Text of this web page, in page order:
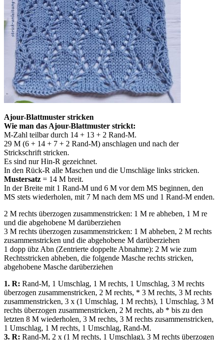
Ajour-Blattmuster stricken
Wie man das Ajour-Blattmuster strickt:
M-Zahl teilbar durch 14 + 13 + 2 Rand-M.
29 M (6 + 14 + 7 + 2 Rand-M) anschlagen und nach der
Strickschrift stricken.
Es sind nur Hin-R gezeichnet.
In den Rück-R alle Maschen und die Umschläge links stricken.
Mustersatz = 14 M breit.
In der Breite mit 1 Rand-M und 6 M vor dem MS beginnen, den
MS stets wiederholen, mit 7 M nach dem MS und 1 Rand-M enden.
2 M rechts überzogen zusammenstricken: 1 M re abheben, 1 M re
und die abgehobene M darüberziehen
3 M rechts überzogen zusammenstricken: 1 M abheben, 2 M rechts
zusammenstricken und die abgehobene M darüberziehen
1 dopp übz Abn (Zentrierte doppelte Abnahme): 2 M wie zum
Rechtsstricken abheben, die folgende Masche rechts stricken,
abgehobene Masche darüberziehen
1. R: Rand-M, 1 Umschlag, 1 M rechts, 1 Umschlag, 3 M rechts
überzogen zusammenstricken, 2 M rechts, * 3 M rechts, 3 M rechts
zusammenstricken, 3 х (1 Umschlag, 1 M rechts), 1 Umschlag, 3 M
rechts überzogen zusammenstricken, 2 M rechts, ab * bis zu den
letzten 8 M wiederholen, 3 M rechts, 3 M rechts zusammenstricken,
1 Umschlag, 1 M rechts, 1 Umschlag, Rand-M.
3. R: Rand-M, 2 х (1 M rechts, 1 Umschlag), 3 M rechts überzogen